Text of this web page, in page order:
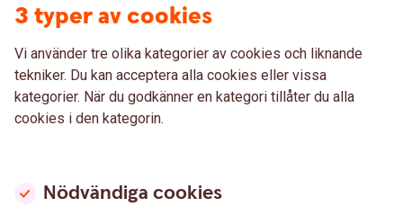
3 typer av cookies
Vi använder tre olika kategorier av cookies och liknande
tekniker. Du kan acceptera alla cookies eller vissa
kategorier. När du godkänner en kategori tillåter du alla
cookies i den kategorin.
Nödvändiga cookies